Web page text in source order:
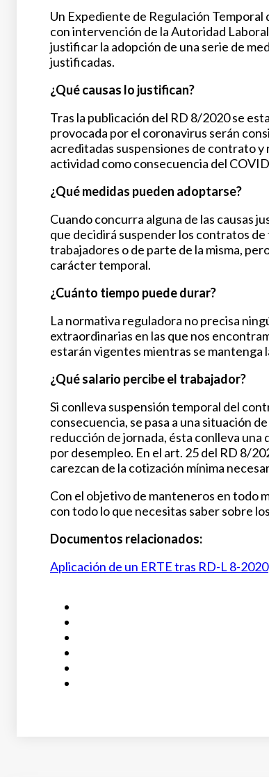
Un Expediente de Regulación Temporal
con intervención de la Autoridad
justificar la adopción de una serie de
justificadas.
¿Qué causas lo justifican?
Tras la publicación del RD 8/2020 se
provocada por el coronavirus serán
acreditadas suspensiones de contrato
actividad como consecuencia del
¿Qué medidas pueden adoptarse?
Cuando concurra alguna de las causas
que decidirá suspender los contratos
trabajadores o de parte de la misma,
carácter temporal.
¿Cuánto tiempo puede durar?
La normativa reguladora no precisa
extraordinarias en las que nos
estarán vigentes mientras se
¿Qué salario percibe el trabajador?
Si conlleva suspensión temporal del
consecuencia, se pasa a una situación
reducción de jornada, ésta conlleva
por desempleo. En el art. 25 del RD 8/
carezcan de la cotización mínima
Con el objetivo de manteneros en todo
con todo lo que necesitas saber sobre
Documentos relacionados:
Aplicación de un ERTE tras RD-L 8-2020